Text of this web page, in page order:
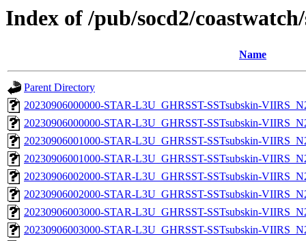
Index of /pub/socd2/
Name
Parent Directory
20230906000000-STAR-L3U_GHRSST-SSTsubskin-
20230906000000-STAR-L3U_GHRSST-SSTsubskin-
20230906001000-STAR-L3U_GHRSST-SSTsubskin-
20230906001000-STAR-L3U_GHRSST-SSTsubskin-
20230906002000-STAR-L3U_GHRSST-SSTsubskin-
20230906002000-STAR-L3U_GHRSST-SSTsubskin-
20230906003000-STAR-L3U_GHRSST-SSTsubskin-
20230906003000-STAR-L3U_GHRSST-SSTsubskin-